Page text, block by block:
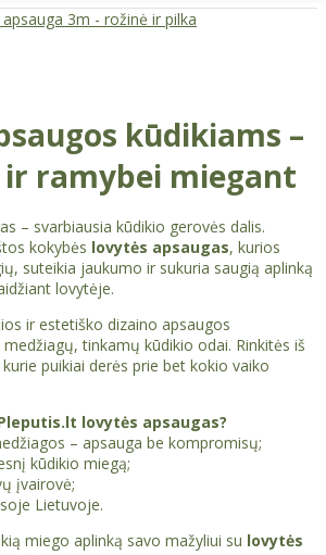
3m - rožinė ir pilka
kūdikiams –
ramybei miegant
– svarbiausia kūdikio gerovės dalis.
kokybės lovytės apsaugas, kurios
suteikia jaukumo ir sukuria saugią aplinką
lovytėje.
ir estetiško dizaino apsaugos
tinkamų kūdikio odai. Rinkitės iš
puikiai derės prie bet kokio vaiko
lovytės apsaugas?
– apsauga be kompromisų;
kūdikio miegą;
įvairovė;
Lietuvoje.
miego aplinką savo mažyliui su lovytės